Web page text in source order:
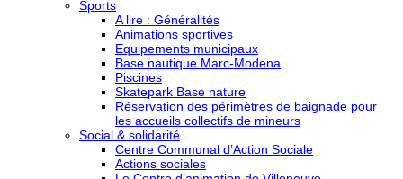
Sports
A lire : Généralités
Animations sportives
Equipements municipaux
Base nautique Marc-Modena
Piscines
Skatepark Base nature
Réservation des périmètres de baignade pour
les accueils collectifs de mineurs
Social & solidarité
Centre Communal d’Action Sociale
Actions sociales